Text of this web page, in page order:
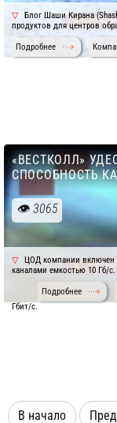
Блог Шаши Кирана
продуктов для центров
Подробнее
«ВЕСТКОЛЛ»
СПОСОБНОСТЬ
3065
ЦОД компании включен
каналами емкостью 10 Гб/с.
Гбит/с.
Подробнее
В начало